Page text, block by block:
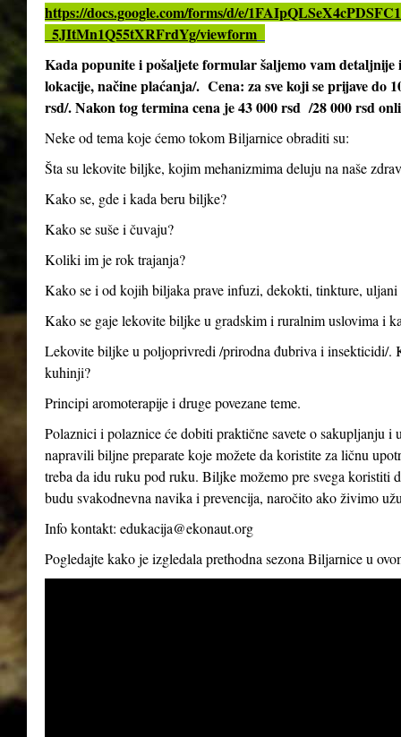
https://docs.google.com/forms/d/e/
_5JItMn1Q55tXRFrdYg/viewform
Kada popunite i pošaljete formular šaljemo vam
lokacije, načine plaćanja/. Cena: za sve koji se prijave do
rsd/. Nakon tog termina cena je 43 000 rsd /28 000 rsd
Neke od tema koje ćemo tokom Biljarnice obraditi su:
Šta su lekovite biljke, kojim mehanizmima deluju na naše
Kako se, gde i kada beru biljke?
Kako se suše i čuvaju?
Koliki im je rok trajanja?
Kako se i od kojih biljaka prave infuzi, dekokti, tinkture, uljani
Kako se gaje lekovite biljke u gradskim i ruralnim uslovima i
Lekovite biljke u poljoprivredi /prirodna đubriva i insekticidi/.
kuhinji?
Principi aromoterapije i druge povezane teme.
Polaznici i polaznice će dobiti praktične savete o sakupljanju
napravili biljne preparate koje možete da koristite za ličnu
treba da idu ruku pod ruku. Biljke možemo pre svega koristiti
budu svakodnevna navika i prevencija, naročito ako živimo
Info kontakt: edukacija@ekonaut.org
Pogledajte kako je izgledala prethodna sezona Biljarnice u